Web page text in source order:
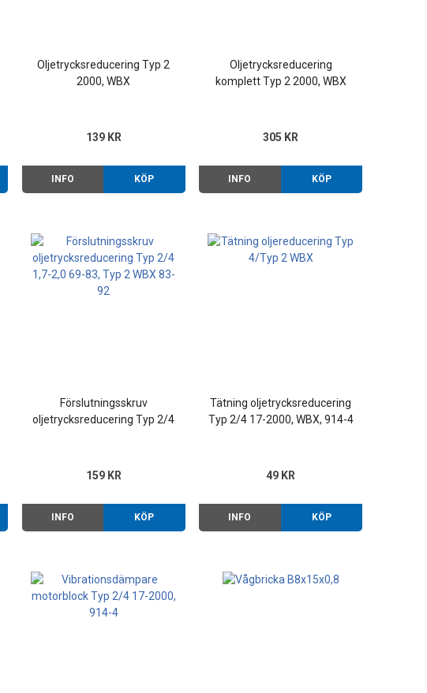
Oljetrycksreducering Typ 2
2000, WBX
139 KR
INFO KÖP
Oljetrycksreducering
komplett Typ 2 2000, WBX
305 KR
INFO KÖP
Förslutningsskruv
oljetrycksreducering Typ 2/4
159 KR
INFO KÖP
Tätning oljetrycksreducering
Typ 2/4 17-2000, WBX, 914-4
49 KR
INFO KÖP